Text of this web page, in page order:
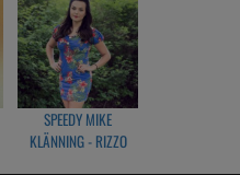
SPEEDY MIKE
KLÄNNING - RIZZO